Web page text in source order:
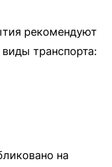
рекомендуют
транспорта:
на